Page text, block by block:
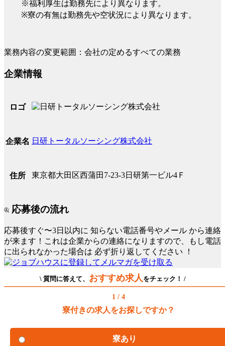
※福利厚生は勤務先により異なります。
※寮の有無は勤務先や空状況により異なります。
業務内容の変更範囲：会社の定めるすべての業務
企業情報
ロゴ
企業名 日研トータルソーシング株式会社
住所 東京都大田区西蒲田7-23-3日研第一ビル4Ｆ
応募後の流れ
応募後すぐ〜3日以内に 知らない電話番号やメール から連絡
が来ます！これは企業からの連絡になりますので、もし電話
に出られなかった場合は 必ず折り返してください ！
\ 質問に答えて、 おすすめ求人 をチェック！ /
1 / 4
寮付きの求人をお探しですか？
寮あり